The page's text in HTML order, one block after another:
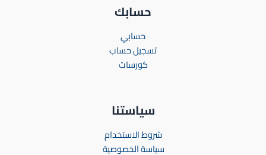
حسابك
حسابي
تسجيل حساب
كورسات
سياستنا
شروط الاستخدام
سياسة الخصوصية